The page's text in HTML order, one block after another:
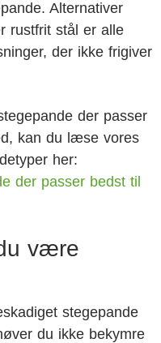
Alternativer
rustfrit stål er alle
der ikke frigiver
der passer
kan du læse vores
her:
der passer bedst til
være
stegepande
du ikke bekymre